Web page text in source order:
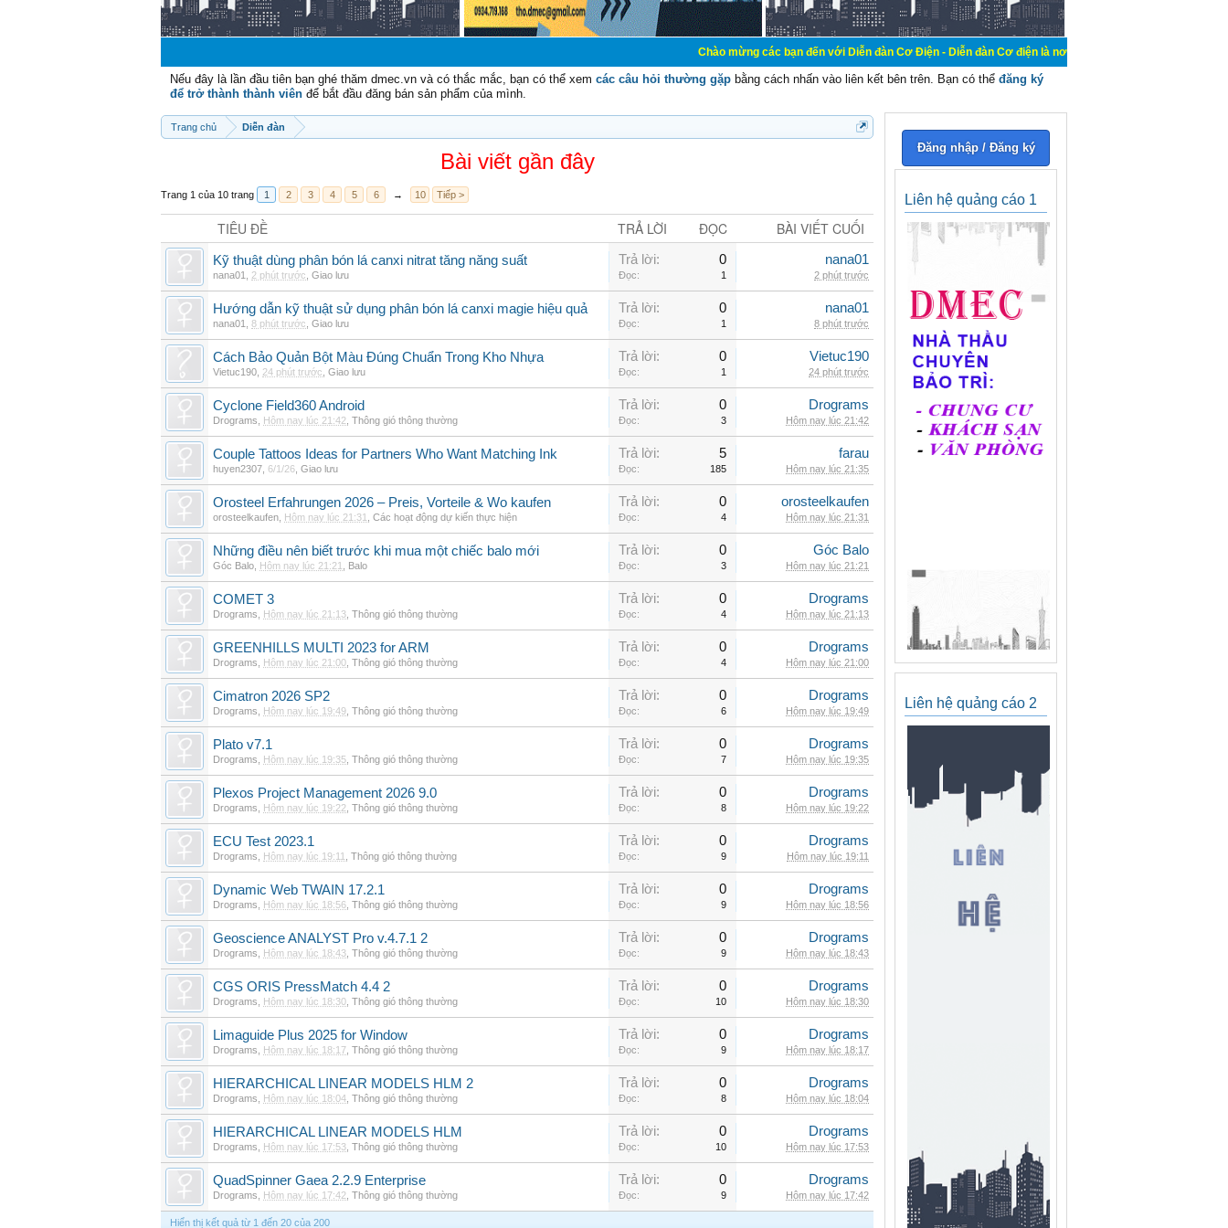
Chào mừng các bạn đến với Diễn đàn Cơ Điện - Diễn đàn Cơ điện là nơi chia sẽ kiến thức kinh nghiệm trong
Nếu đây là lần đầu tiên bạn ghé thăm dmec.vn và có thắc mắc, bạn có thể xem các câu hỏi thường gặp bằng cách nhấn vào liên kết bên trên. Bạn có thể đăng ký
để trở thành thành viên để bắt đầu đăng bán sản phẩm của mình.
Trang chủ Diễn đàn
Bài viết gần đây
Trang 1 của 10 trang 1 2 3 4 5 6 → 10 Tiếp >
TIÊU ĐỀ TRẢ LỜI ĐỌC BÀI VIẾT CUỐI
Kỹ thuật dùng phân bón lá canxi nitrat tăng năng suất
nana01 2 phút trước Giao lưu
Trả lời: 0
Đọc: 1
nana01
2 phút trước
Hướng dẫn kỹ thuật sử dụng phân bón lá canxi magie hiệu quả
nana01 8 phút trước Giao lưu
Trả lời: 0
Đọc: 1
nana01
8 phút trước
Cách Bảo Quản Bột Màu Đúng Chuẩn Trong Kho Nhựa
Vietuc190 24 phút trước Giao lưu
Trả lời: 0
Đọc: 1
Vietuc190
24 phút trước
Cyclone Field360 Android
Drograms Hôm nay lúc 21:42 Thông gió thông thường
Trả lời: 0
Đọc: 3
Drograms
Hôm nay lúc 21:42
Couple Tattoos Ideas for Partners Who Want Matching Ink
huyen2307 6/1/26 Giao lưu
Trả lời: 5
Đọc: 185
farau
Hôm nay lúc 21:35
Orosteel Erfahrungen 2026 – Preis, Vorteile & Wo kaufen
orosteelkaufen Hôm nay lúc 21:31 Các hoạt động dự kiến thực hiện
Trả lời: 0
Đọc: 4
orosteelkaufen
Hôm nay lúc 21:31
Những điều nên biết trước khi mua một chiếc balo mới
Góc Balo Hôm nay lúc 21:21 Balo
Trả lời: 0
Đọc: 3
Góc Balo
Hôm nay lúc 21:21
COMET 3
Drograms Hôm nay lúc 21:13 Thông gió thông thường
Trả lời: 0
Đọc: 4
Drograms
Hôm nay lúc 21:13
GREENHILLS MULTI 2023 for ARM
Drograms Hôm nay lúc 21:00 Thông gió thông thường
Trả lời: 0
Đọc: 4
Drograms
Hôm nay lúc 21:00
Cimatron 2026 SP2
Drograms Hôm nay lúc 19:49 Thông gió thông thường
Trả lời: 0
Đọc: 6
Drograms
Hôm nay lúc 19:49
Plato v7.1
Drograms Hôm nay lúc 19:35 Thông gió thông thường
Trả lời: 0
Đọc: 7
Drograms
Hôm nay lúc 19:35
Plexos Project Management 2026 9.0
Drograms Hôm nay lúc 19:22 Thông gió thông thường
Trả lời: 0
Đọc: 8
Drograms
Hôm nay lúc 19:22
ECU Test 2023.1
Drograms Hôm nay lúc 19:11 Thông gió thông thường
Trả lời: 0
Đọc: 9
Drograms
Hôm nay lúc 19:11
Dynamic Web TWAIN 17.2.1
Drograms Hôm nay lúc 18:56 Thông gió thông thường
Trả lời: 0
Đọc: 9
Drograms
Hôm nay lúc 18:56
Geoscience ANALYST Pro v.4.7.1 2
Drograms Hôm nay lúc 18:43 Thông gió thông thường
Trả lời: 0
Đọc: 9
Drograms
Hôm nay lúc 18:43
CGS ORIS PressMatch 4.4 2
Drograms Hôm nay lúc 18:30 Thông gió thông thường
Trả lời: 0
Đọc: 10
Drograms
Hôm nay lúc 18:30
Limaguide Plus 2025 for Window
Drograms Hôm nay lúc 18:17 Thông gió thông thường
Trả lời: 0
Đọc: 9
Drograms
Hôm nay lúc 18:17
HIERARCHICAL LINEAR MODELS HLM 2
Drograms Hôm nay lúc 18:04 Thông gió thông thường
Trả lời: 0
Đọc: 8
Drograms
Hôm nay lúc 18:04
HIERARCHICAL LINEAR MODELS HLM
Drograms Hôm nay lúc 17:53 Thông gió thông thường
Trả lời: 0
Đọc: 10
Drograms
Hôm nay lúc 17:53
QuadSpinner Gaea 2.2.9 Enterprise
Drograms Hôm nay lúc 17:42 Thông gió thông thường
Trả lời: 0
Đọc: 9
Drograms
Hôm nay lúc 17:42
Hiển thị kết quả từ 1 đến 20 của 200
Đăng nhập / Đăng ký
Liên hệ quảng cáo 1
Liên hệ quảng cáo 2